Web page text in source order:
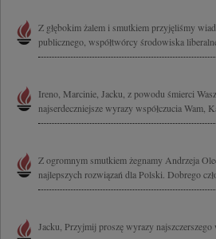
Z głębokim żalem i smutkiem przyjęliśmy
publicznego, współtwórcy środowiska
Ireno, Marcinie, Jacku, z powodu śmierci
najserdeczniejsze wyrazy współczucia
Z ogromnym smutkiem żegnamy Andrzeja
najlepszych rozwiązań dla Polski. Dobrego
Jacku, Przyjmij proszę wyrazy najszczerszego